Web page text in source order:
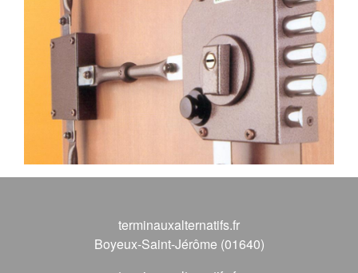
terminauxalternatifs.fr
Boyeux-Saint-Jérôme (01640)